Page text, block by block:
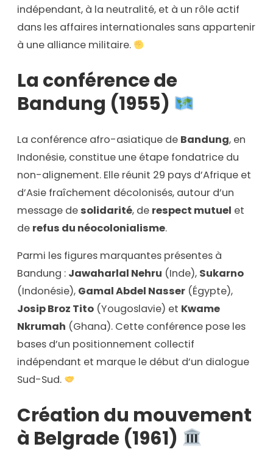
indépendant, à la neutralité, et à un rôle actif
dans les affaires internationales sans appartenir
à une alliance militaire.
La conférence de
Bandung (1955)
La conférence afro-asiatique de Bandung, en
Indonésie, constitue une étape fondatrice du
non-alignement. Elle réunit 29 pays d’Afrique et
d’Asie fraîchement décolonisés, autour d’un
message de solidarité, de respect mutuel et
de refus du néocolonialisme.
Parmi les figures marquantes présentes à
Bandung : Jawaharlal Nehru (Inde), Sukarno
(Indonésie), Gamal Abdel Nasser (Égypte),
Josip Broz Tito (Yougoslavie) et Kwame
Nkrumah (Ghana). Cette conférence pose les
bases d’un positionnement collectif
indépendant et marque le début d’un dialogue
Sud-Sud.
Création du mouvement
à Belgrade (1961)